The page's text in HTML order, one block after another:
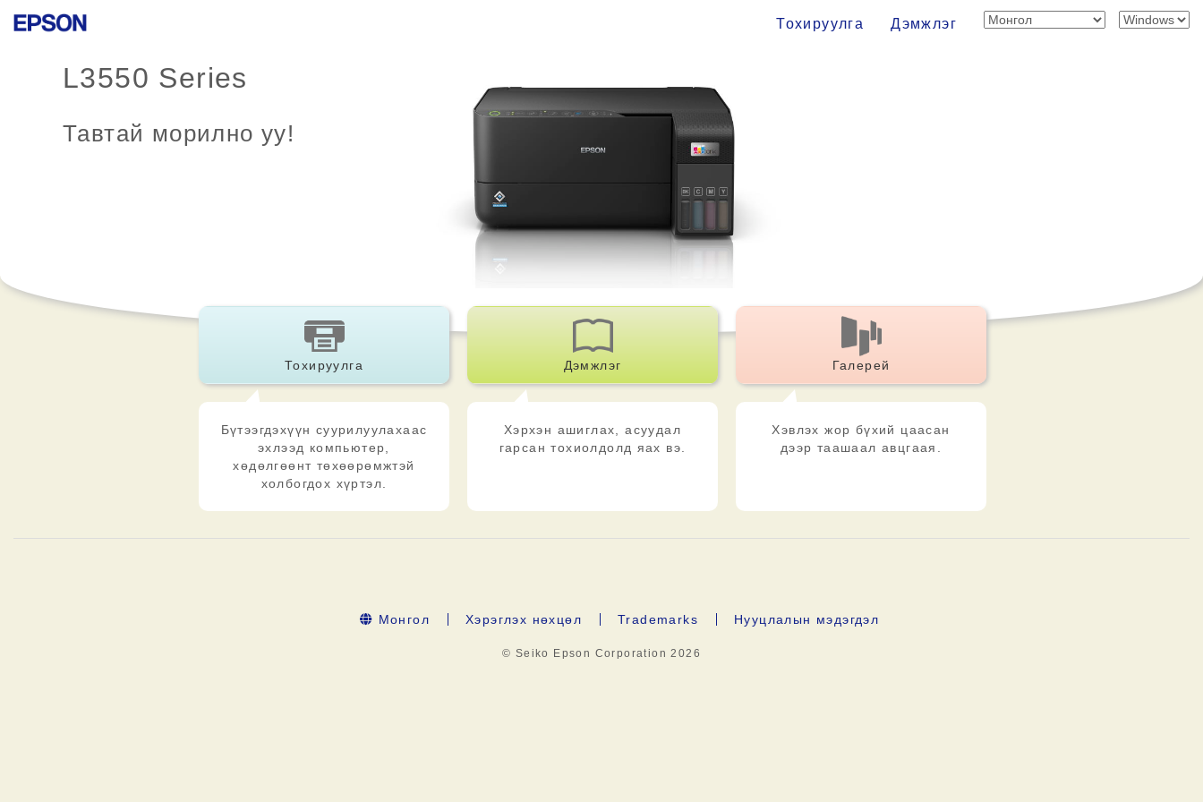
Тохируулга Дэмжлэг
L3550 Series
Тавтай морилно уу!
Тохируулга
Бүтээгдэхүүн суурилуулахаас
эхлээд компьютер,
хөдөлгөөнт төхөөрөмжтэй
холбогдох хүртэл.
Дэмжлэг
Хэрхэн ашиглах, асуудал
гарсан тохиолдолд яах вэ.
Галерей
Хэвлэх жор бүхий цаасан
дээр таашаал авцгаая.
Монгол Хэрэглэх нөхцөл Trademarks Нууцлалын мэдэгдэл
© Seiko Epson Corporation2026